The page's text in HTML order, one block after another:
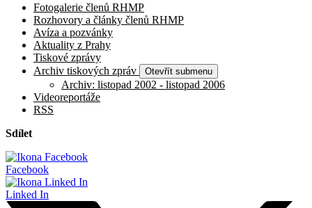
Fotogalerie členů RHMP
Rozhovory a články členů RHMP
Avíza a pozvánky
Aktuality z Prahy
Tiskové zprávy
Archiv tiskových zpráv
Otevřít submenu
Archiv: listopad 2002 - listopad 2006
Videoreportáže
RSS
Sdílet
Facebook
Linked In